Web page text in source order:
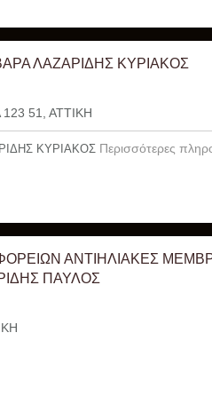
ΛΑΖΑΡΙΔΗΣ ΚΥΡΙΑΚΟΣ
51, ΑΤΤΙΚΗ
ΚΥΡΙΑΚΟΣ Περισσότερες
ΑΝΤΙΗΛΙΑΚΕΣ
ΠΑΥΛΟΣ